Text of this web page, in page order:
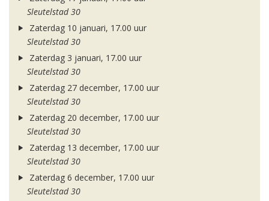
Sleutelstad 30
Zaterdag 10 januari, 17.00 uur
Sleutelstad 30
Zaterdag 3 januari, 17.00 uur
Sleutelstad 30
Zaterdag 27 december, 17.00 uur
Sleutelstad 30
Zaterdag 20 december, 17.00 uur
Sleutelstad 30
Zaterdag 13 december, 17.00 uur
Sleutelstad 30
Zaterdag 6 december, 17.00 uur
Sleutelstad 30